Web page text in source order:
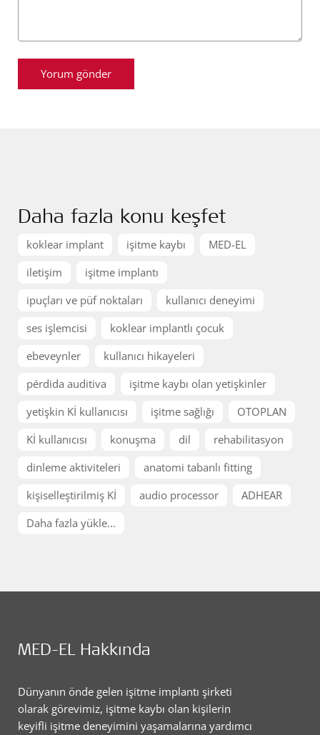
Daha fazla konu keşfet
koklear implant işitme kaybı
MED-EL
iletişim
işitme implantı
ipuçları ve püf noktaları
kullanıcı deneyimi
ses işlemcisi
koklear implantlı çocuk
ebeveynler
kullanıcı hikayeleri
pérdida auditiva
işitme kaybı olan yetişkinler
yetişkin Kİ kullanıcısı
işitme sağlığı
OTOPLAN
Kİ kullanıcısı
konuşma dil
rehabilitasyon
dinleme aktiviteleri
anatomi tabanlı fitting
kişiselleştirilmiş Kİ
audio processor
ADHEAR
Daha fazla yükle...
MED-EL Hakkında
Dünyanın önde gelen işitme implantı şirketi
olarak görevimiz, işitme kaybı olan kişilerin
keyifli işitme deneyimini yaşamalarına yardımcı